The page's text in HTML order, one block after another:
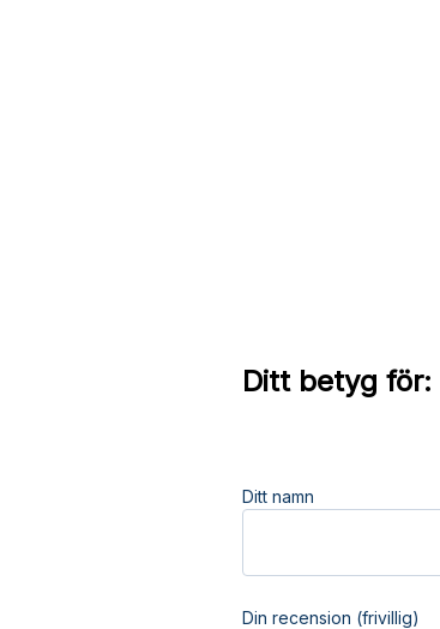
Ditt betyg för:
Ditt namn
Din recension (frivillig)